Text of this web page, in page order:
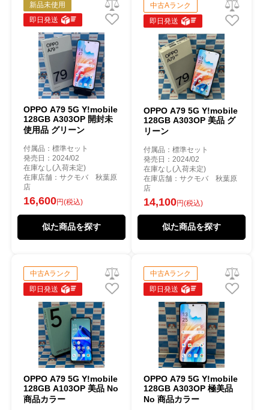
新品未使用
即日発送
OPPO A79 5G Y!mobile
128GB A303OP 開封未
使用品 グリーン
付属品：標準セット
発売日：2024/02
在庫なし(入荷未定)
在庫店舗：サクモバ 秋葉原
店
16,600円(税込)
似た商品を探す
中古Aランク
即日発送
OPPO A79 5G Y!mobile
128GB A303OP 美品 グ
リーン
付属品：標準セット
発売日：2024/02
在庫なし(入荷未定)
在庫店舗：サクモバ 秋葉原
店
14,100円(税込)
似た商品を探す
中古Aランク
即日発送
OPPO A79 5G Y!mobile
128GB A103OP 美品 No
商品カラー
中古Aランク
即日発送
OPPO A79 5G Y!mobile
128GB A303OP 極美品
No 商品カラー